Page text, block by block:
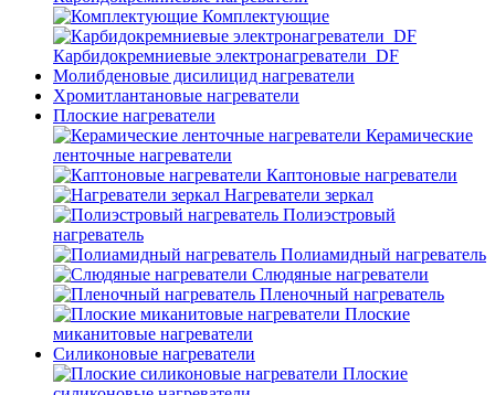
Комплектующие
Карбидокремниевые электронагреватели_DF
Молибденовые дисилицид нагреватели
Хромитлантановые нагреватели
Плоские нагреватели
Керамические
ленточные нагреватели
Каптоновые нагреватели
Нагреватели зеркал
Полиэстровый
нагреватель
Полиамидный нагреватель
Слюдяные нагреватели
Пленочный нагреватель
Плоские
миканитовые нагреватели
Силиконовые нагреватели
Плоские